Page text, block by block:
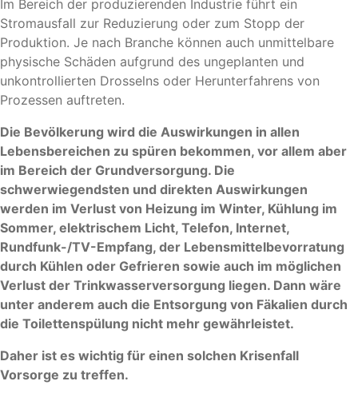
Im Bereich der produzierenden Industrie führt ein
Stromausfall zur Reduzierung oder zum Stopp der
Produktion. Je nach Branche können auch unmittelbare
physische Schäden aufgrund des ungeplanten und
unkontrollierten Drosselns oder Herunterfahrens von
Prozessen auftreten.
Die Bevölkerung wird die Auswirkungen in allen
Lebensbereichen zu spüren bekommen, vor allem aber
im Bereich der Grundversorgung. Die
schwerwiegendsten und direkten Auswirkungen
werden im Verlust von Heizung im Winter, Kühlung im
Sommer, elektrischem Licht, Telefon, Internet,
Rundfunk-/TV-Empfang, der Lebensmittelbevorratung
durch Kühlen oder Gefrieren sowie auch im möglichen
Verlust der Trinkwasserversorgung liegen. Dann wäre
unter anderem auch die Entsorgung von Fäkalien durch
die Toilettenspülung nicht mehr gewährleistet.
Daher ist es wichtig für einen solchen Krisenfall
Vorsorge zu treffen.